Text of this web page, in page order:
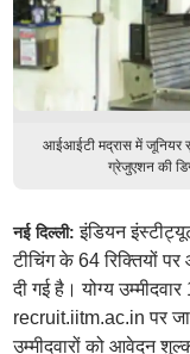
आईआईटी मद्रास में जूनियर
ग्रेजुएशन की
नई दिल्ली:इंडियन
टीचिंग के 64 रिक्तियों
दी गई है। योग्य
recruit.iitm.ac.in पर
उम्मीदवारों को आवेदन